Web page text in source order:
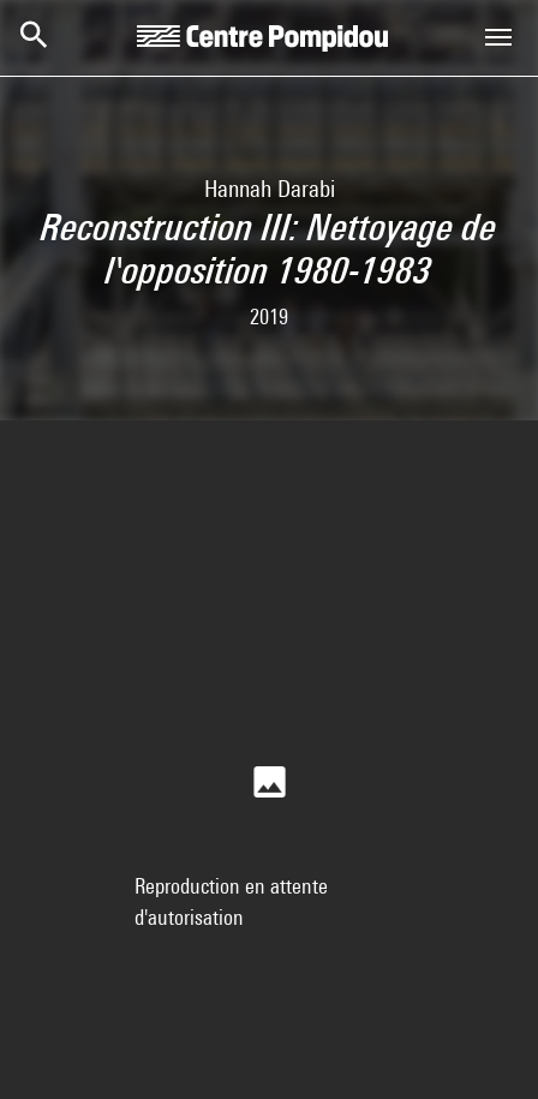
Hannah Darabi
Reconstruction III: Nettoyage de
l'opposition 1980-1983
2019
Reproduction en attente
d'autorisation